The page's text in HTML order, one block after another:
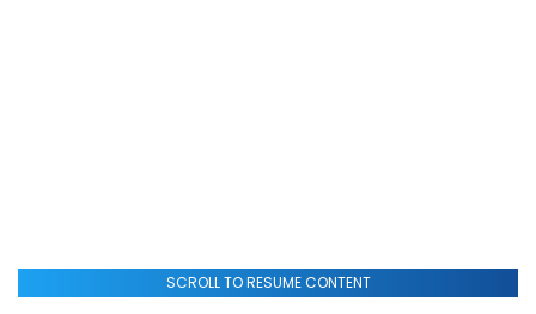
SCROLL TO RESUME CONTENT